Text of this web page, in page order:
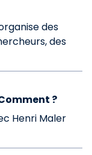
des
des
?
Henri Maler